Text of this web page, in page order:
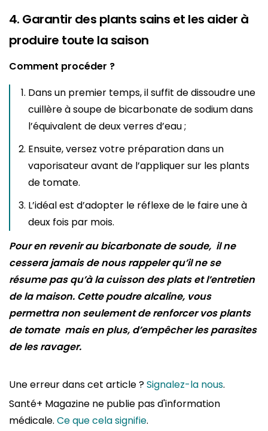
4. Garantir des plants sains et les aider à
produire toute la saison
Comment procéder ?
Dans un premier temps, il suffit de dissoudre une
cuillère à soupe de bicarbonate de sodium dans
l’équivalent de deux verres d’eau ;
Ensuite, versez votre préparation dans un
vaporisateur avant de l’appliquer sur les plants
de tomate.
L’idéal est d’adopter le réflexe de le faire une à
deux fois par mois.
Pour en revenir au bicarbonate de soude, il ne
cessera jamais de nous rappeler qu’il ne se
résume pas qu’à la cuisson des plats et l’entretien
de la maison. Cette poudre alcaline, vous
permettra non seulement de renforcer vos plants
de tomate mais en plus, d’empêcher les parasites
de les ravager.
Une erreur dans cet article ?Signalez-la nous.
Santé+ Magazine ne publie pas d'information
médicale. Ce que cela signifie.